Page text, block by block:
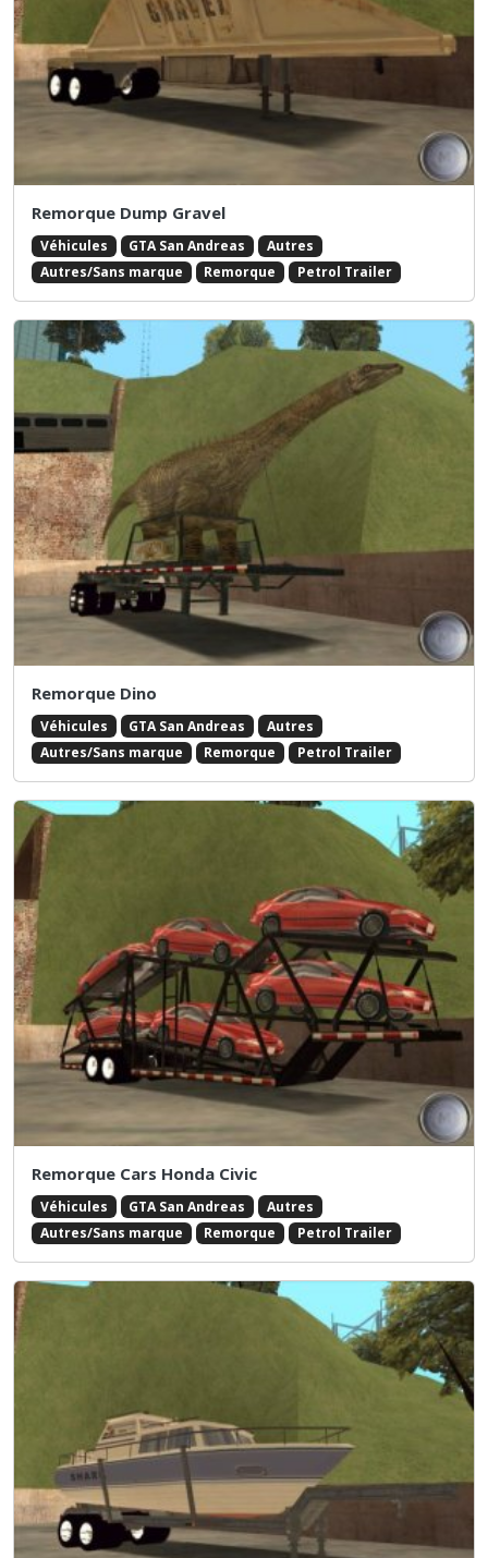
Remorque Dump Gravel
Véhicules GTA San Andreas
Autres
Autres/Sans marque
Remorque Petrol Trailer
Remorque Dino
Véhicules GTA San Andreas
Autres
Autres/Sans marque
Remorque Petrol Trailer
Remorque Cars Honda Civic
Véhicules GTA San Andreas
Autres
Autres/Sans marque
Remorque Petrol Trailer